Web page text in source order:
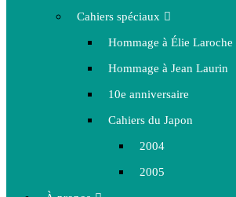
Cahiers spéciaux
Hommage à Élie Laroche
Hommage à Jean Laurin
10e anniversaire
Cahiers du Japon
2004
2005